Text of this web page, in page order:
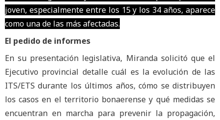
joven, especialmente entre los 15 y los 34 años, aparece
como una de las más afectadas.
El pedido de informes
En su presentación legislativa, Miranda solicitó que el
Ejecutivo provincial detalle cuál es la evolución de las
ITS/ETS durante los últimos años, cómo se distribuyen
los casos en el territorio bonaerense y qué medidas se
encuentran en marcha para prevenir la propagación,